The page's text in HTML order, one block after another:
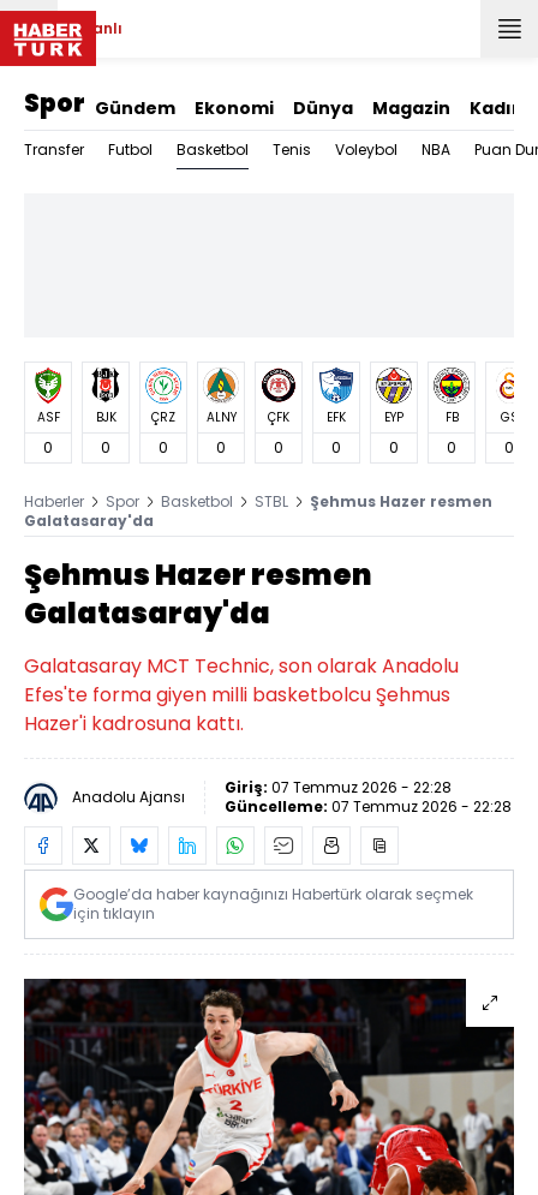
Canlı
Spor Gündem Ekonomi Dünya Magazin Kadın
Transfer Futbol Basketbol Tenis Voleybol NBA Puan
ASF
0
BJK
0
ÇRZ
0
ALNY
0
ÇFK
0
EFK
0
EYP
0
FB
0
GS
0
Haberler Spor Basketbol STBL
Şehmus Hazer resmen
Galatasaray'da
Şehmus Hazer resmen
Galatasaray'da
Galatasaray MCT Technic, son olarak Anadolu
Efes'te forma giyen milli basketbolcu Şehmus
Hazer'i kadrosuna kattı.
Anadolu Ajansı Giriş: 07 Temmuz 2026 - 22:28
Güncelleme: 07 Temmuz 2026 - 22:28
Google’da haber kaynağınızı Habertürk olarak seçmek
için tıklayın